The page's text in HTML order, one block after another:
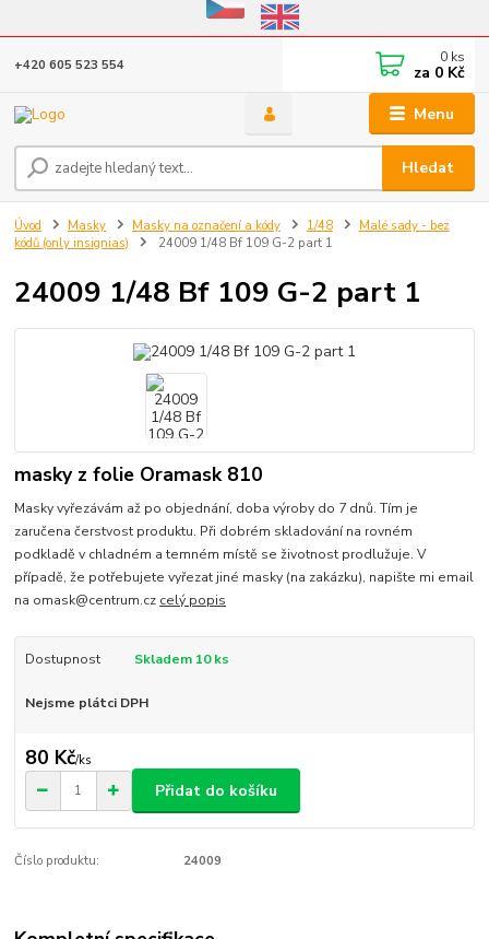
Eshop v provozu do 31.10.2026
Menu
Hledat
+420 605 523 554 0 ks
za 0 Kč
Úvod Masky Masky na označení a kódy 1/48
Malé sady - bez
kódů (only insignias)
24009 1/48 Bf 109 G-2 part 1
24009 1/48 Bf 109 G-2 part 1
masky z folie Oramask 810
Masky vyřezávám až po objednání, doba výroby do 7 dnů. Tím je
zaručena čerstvost produktu. Při dobrém skladování na rovném
podkladě v chladném a temném místě se životnost prodlužuje. V
případě, že potřebujete vyřezat jiné masky (na zakázku), napište mi email
na omask@centrum.cz celý popis
Dostupnost Skladem 10 ks
Nejsme plátci DPH
80 Kč/ks
Přidat do košíku
Číslo produktu: 24009